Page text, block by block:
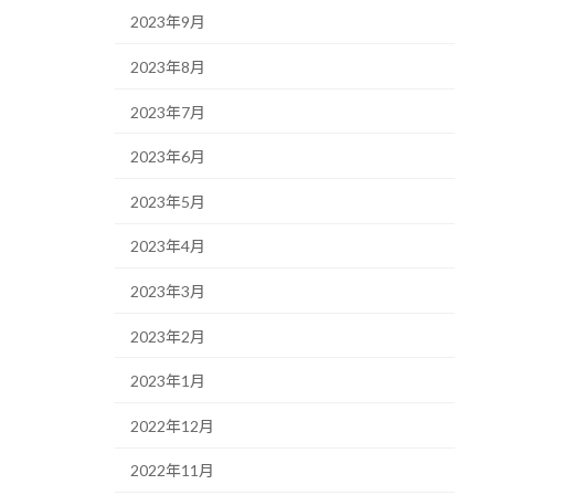
2023年9月
2023年8月
2023年7月
2023年6月
2023年5月
2023年4月
2023年3月
2023年2月
2023年1月
2022年12月
2022年11月